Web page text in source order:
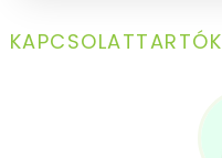
KAPCSOLATTARTÓK